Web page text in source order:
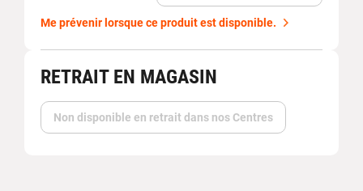
Me prévenir lorsque ce produit est disponible.
RETRAIT EN MAGASIN
Non disponible en retrait dans nos Centres